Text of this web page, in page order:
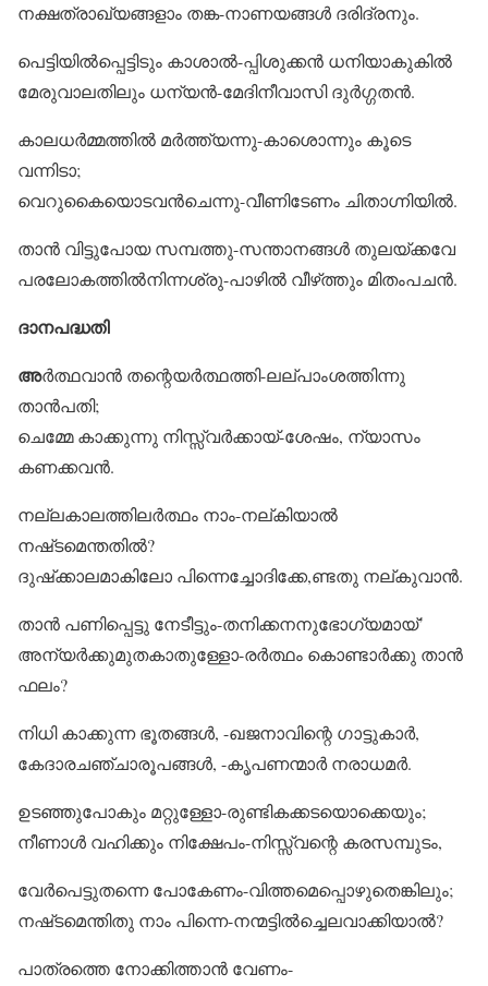
നക്ഷത്രാഖ്യങ്ങളാം തങ്ക-നാണയങ്ങൾ ദരിദ്രനും.
പെട്ടിയിൽപ്പെട്ടിടും കാശാൽ-പ്പിശുക്കൻ ധനിയാകുകിൽ
മേരുവാലതിലും ധന്യൻ-മേദിനീവാസി ദുർഗ്ഗതൻ.
കാലധർമ്മത്തിൽ മർത്ത്യന്നു-കാശൊന്നും കൂടെ
വന്നിടാ;
വെറുകൈയൊടവൻചെന്നു-വീണിടേണം ചിതാഗ്നിയിൽ.
താൻ വിട്ടുപോയ സമ്പത്തു-സന്താനങ്ങൾ തുലയ്‌ക്കവേ
പരലോകത്തിൽനിന്നശ്രു-പാഴിൽ വീഴ്‌ത്തും മിതംപചൻ.
ദാനപദ്ധതി
അർത്ഥവാൻ തന്റെയർത്ഥത്തി-ലല്‌പാംശത്തിന്നു
താൻപതി;
ചെമ്മേ കാക്കുന്നു നിസ്സ്വർക്കായ്-ശേഷം, ന്യാസം
കണക്കവൻ.
നല്ലകാലത്തിലർത്ഥം നാം-നല്‌കിയാൽ
നഷ്‌ടമെന്തതിൽ?
ദുഷ്‌ക്കാലമാകിലോ പിന്നെച്ചോദിക്കേ,ണ്ടതു നല്‌കുവാൻ.
താൻ പണിപ്പെട്ടു നേടീട്ടും-തനിക്കനനുഭോഗ്യമായ്’
അന്യർക്കുമുതകാതുള്ളോ-രർത്ഥം കൊണ്ടാർക്കു താൻ
ഫലം?
നിധി കാക്കുന്ന ഭൂതങ്ങൾ, -ഖജനാവിന്റെ ഗാട്ടുകാർ,
കേദാരചഞ്ചാരൂപങ്ങൾ, -കൃപണന്മാർ നരാധമർ.
ഉടഞ്ഞുപോകും മറ്റുള്ളോ-രുണ്ടികക്കടയൊക്കെയും;
നീണാൾ വഹിക്കും നിക്ഷേപം-നിസ്സ്വന്റെ കരസമ്പുടം,
വേർപെട്ടുതന്നെ പോകേണം-വിത്തമെപ്പൊഴുതെങ്കിലും;
നഷ്‌ടമെന്തിതു നാം പിന്നെ-നന്മട്ടിൽച്ചെലവാക്കിയാൽ?
പാത്രത്തെ നോക്കിത്താൻ വേണം-